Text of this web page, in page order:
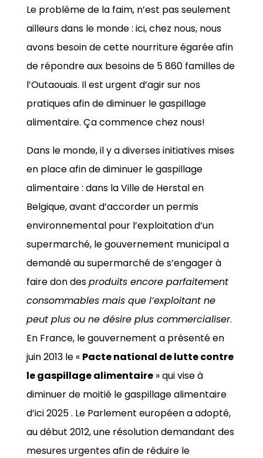
Le problème de la faim, n’est pas seulement
ailleurs dans le monde : ici, chez nous, nous
avons besoin de cette nourriture égarée afin
de répondre aux besoins de 5 860 familles de
l’Outaouais. Il est urgent d’agir sur nos
pratiques afin de diminuer le gaspillage
alimentaire. Ça commence chez nous!
Dans le monde, il y a diverses initiatives mises
en place afin de diminuer le gaspillage
alimentaire : dans la Ville de Herstal en
Belgique, avant d’accorder un permis
environnemental pour l’exploitation d’un
supermarché, le gouvernement municipal a
demandé au supermarché de s’engager à
faire don desproduits encore parfaitement
consommables mais que l’exploitant ne
peut plus ou ne désire plus commercialiser.
En France, le gouvernement a présenté en
juin 2013 le « Pacte national de lutte contre
le gaspillage alimentaire» qui vise à
diminuer de moitié le gaspillage alimentaire
d’ici 2025 . Le Parlement européen a adopté,
au début 2012, une résolution demandant des
mesures urgentes afin de réduire le